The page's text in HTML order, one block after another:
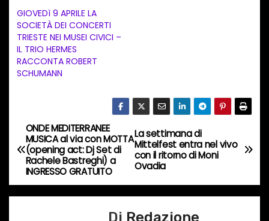
t
o
i
n
r
s
o
…
GIOVEDì 9 APRILE LA
SOCIETÀ DEI CONCERTI
TRIESTE NEI MUSEI CIVICI –
IL TRIO HERMES
RACCONTA ROBERT
SCHUMANN
N
a
v
La settimana di
Mittelfest entra nel vivo
con il ritorno di Moni
Ovadia
ONDE MEDITERRANEE
MUSICA al via con MOTTA
(opening act: Dj Set di
Rachele Bastreghi) a
INGRESSO GRATUITO
Di Redazione